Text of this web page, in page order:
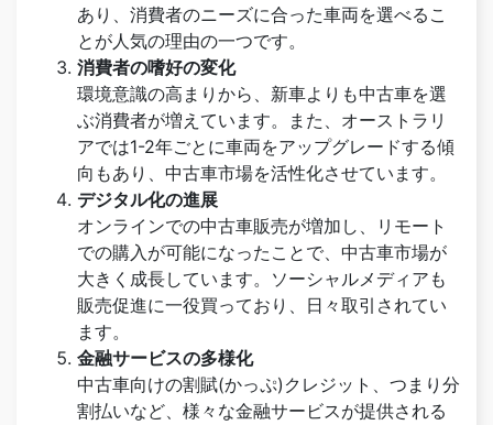
あり、消費者のニーズに合った車両を選べるこ
とが人気の理由の一つです。
消費者の嗜好の変化
環境意識の高まりから、新車よりも中古車を選
ぶ消費者が増えています。また、オーストラリ
アでは1-2年ごとに車両をアップグレードする傾
向もあり、中古車市場を活性化させています。
デジタル化の進展
オンラインでの中古車販売が増加し、リモート
での購入が可能になったことで、中古車市場が
大きく成長しています。ソーシャルメディアも
販売促進に一役買っており、日々取引されてい
ます。
金融サービスの多様化
中古車向けの割賦(かっぷ)クレジット、つまり分
割払いなど、様々な金融サービスが提供される